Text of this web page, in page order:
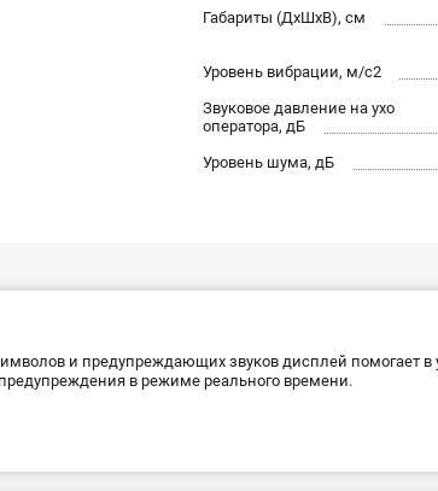
Габариты (ДхШхВ), см
Уровень вибрации, м/с2
Звуковое давление на ухо
оператора, дБ
Уровень шума, дБ
и предупреждающих звуков дисплей помогает в
в режиме реального времени.